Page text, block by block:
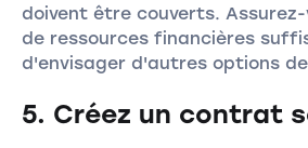
doivent être couverts.
de ressources financières
d'envisager d'autres options
5. Créez un contrat